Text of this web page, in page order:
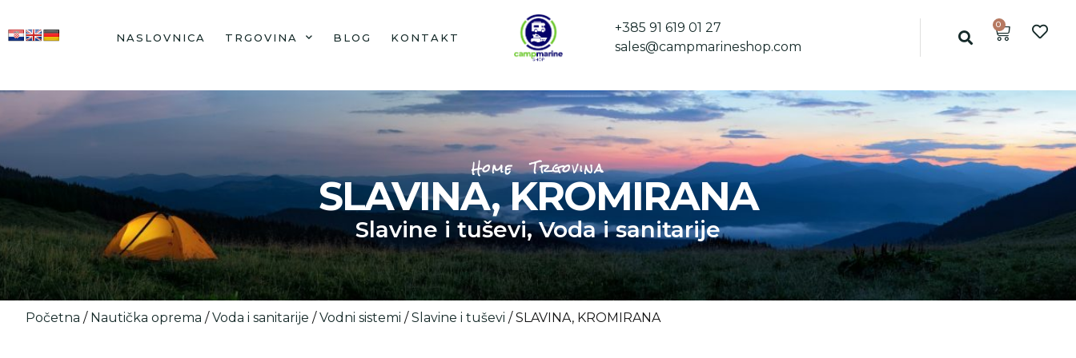
NASLOVNICA TRGOVINA BLOG KONTAKT
+385 91 619 01 27
sales@campmarineshop.com
0
Home Trgovina
SLAVINA, KROMIRANA
Slavine i tuševi,Voda i sanitarije
Početna / Nautička oprema /Voda i sanitarije /Vodni sistemi /Slavine i tuševi / SLAVINA, KROMIRANA